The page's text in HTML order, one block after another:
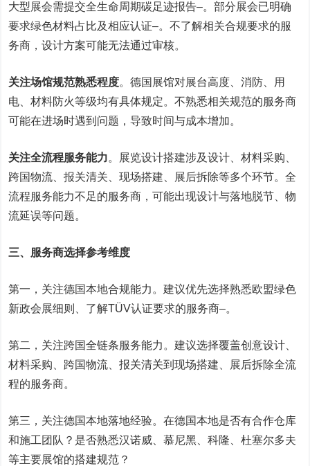
大型展会需提交全生命周期碳足迹报告–。部分展会已明确
要求绿色材料占比及相应认证–。不了解相关合规要求的服
务商，设计方案可能无法通过审核。
关注场馆规范熟悉程度。德国展馆对展台高度、消防、用
电、材料防火等级均有具体规定。不熟悉相关规范的服务商
可能在进场时遇到问题，导致时间与成本增加。
关注全流程服务能力。展览设计搭建涉及设计、材料采购、
跨国物流、报关清关、现场搭建、展后拆除等多个环节。全
流程服务能力不足的服务商，可能出现设计与落地脱节、物
流延误等问题。
三、服务商选择参考维度
第一，关注德国本地合规能力。建议优先选择熟悉欧盟绿色
新政会展细则、了解TÜV认证要求的服务商–。
第二，关注跨国全链条服务能力。建议选择覆盖创意设计、
材料采购、跨国物流、报关清关到现场搭建、展后拆除全流
程的服务商。
第三，关注德国本地落地经验。在德国本地是否有合作仓库
和施工团队？是否熟悉汉诺威、慕尼黑、科隆、杜塞尔多夫
等主要展馆的搭建规范？